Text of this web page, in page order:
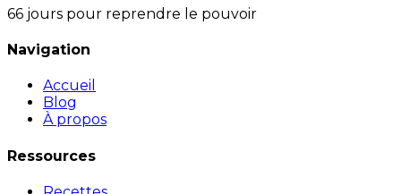
66 jours pour reprendre le pouvoir
Navigation
Accueil
Blog
À propos
Ressources